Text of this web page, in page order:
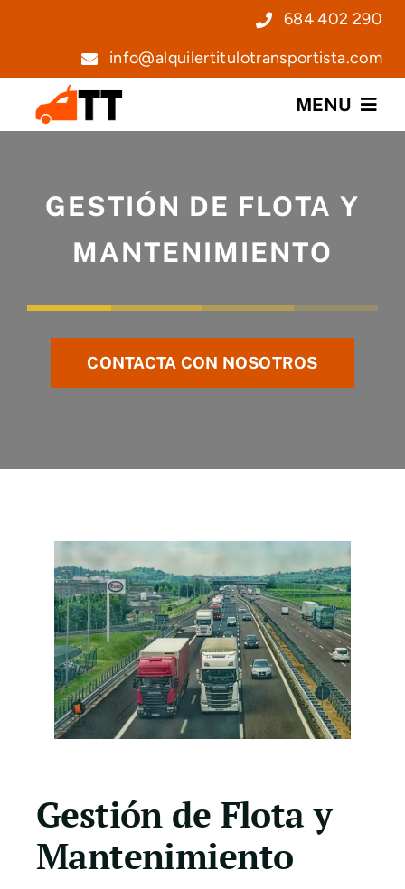
684 402 290
info@alquilertitulotransportista.com
MENU
Servicios
Noticias
GESTIÓN DE FLOTA Y
MANTENIMIENTO
CONTACTA CON NOSOTROS
Gestión de Flota y
Mantenimiento